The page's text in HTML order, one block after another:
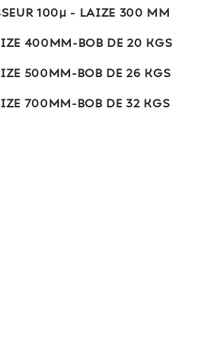
100µ - LAIZE 300 MM
400MM-BOB DE 20 KGS
500MM-BOB DE 26 KGS
700MM-BOB DE 32 KGS